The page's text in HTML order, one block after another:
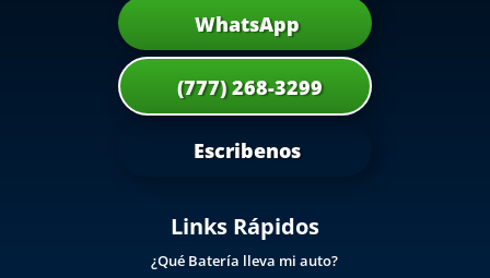
WhatsApp
(777) 268-3299
Escribenos
Links Rápidos
¿Qué Batería lleva mi auto?